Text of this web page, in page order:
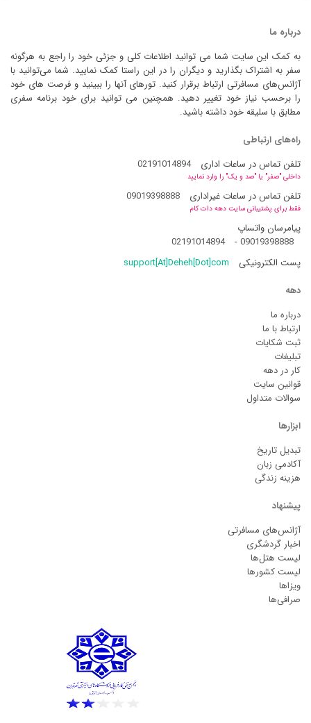
درباره ما
به کمک این سایت شما می توانید اطلاعات کلی و جزئی خود را راجع به هرگونه
سفر به اشتراک بگذارید و دیگران را در این راستا کمک نمایید. شما می‌توانید با
آژانس‌های مسافرتی ارتباط برقرار کنید. تورهای آنها را ببینید و فرصت های خود
را برحسب نیاز خود تغییر دهید. همچنین می توانید برای خود برنامه سفری
مطابق با سلیقه خود داشته باشید.
راه‌های ارتباطی
تلفن تماس در ساعات اداری
02191014894
داخلی "صفر" یا "صد و یک" را وارد نمایید
تلفن تماس در ساعات غیراداری 09019398888
فقط برای پشتیبانی سایت دهه دات کام
پیامرسان واتساپ
09019398888
-
02191014894
پست الکترونیکی
support[At]Deheh[Dot]com
دهه
درباره ما
ارتباط با ما
ثبت شکایات
تبلیغات
کار در دهه
قوانین سایت
سوالات متداول
ابزارها
تبدیل تاریخ
آکادمی زبان
هزینه زندگی
پیشنهاد
آژانس‌های مسافرتی
اخبار گردشگری
لیست هتل‌ها
لیست کشورها
ویزاها
صرافی‌ها